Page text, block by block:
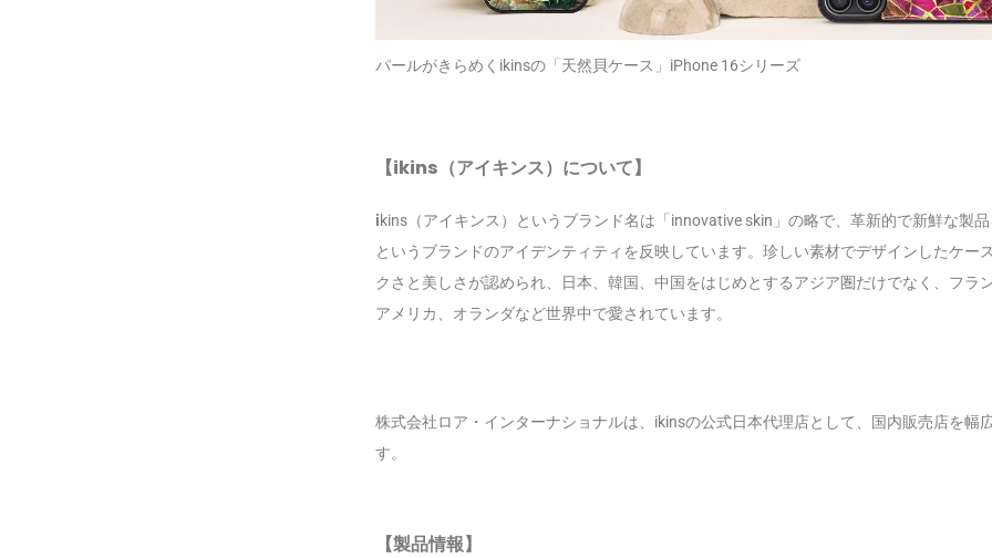
パールがきらめくikinsの「天然貝ケース」iPhone 16シリーズ
【ikins（アイキンス）について】
ikins（アイキンス）というブランド名は「innovative skin」の略で、革新的で新鮮な製
というブランドのアイデンティティを反映しています。珍しい素材でデザインしたケー
クさと美しさが認められ、日本、韓国、中国をはじめとするアジア圏だけでなく、フラ
アメリカ、オランダなど世界中で愛されています。
株式会社ロア・インターナショナルは、ikinsの公式日本代理店として、国内販売店を幅
す。
【製品情報】